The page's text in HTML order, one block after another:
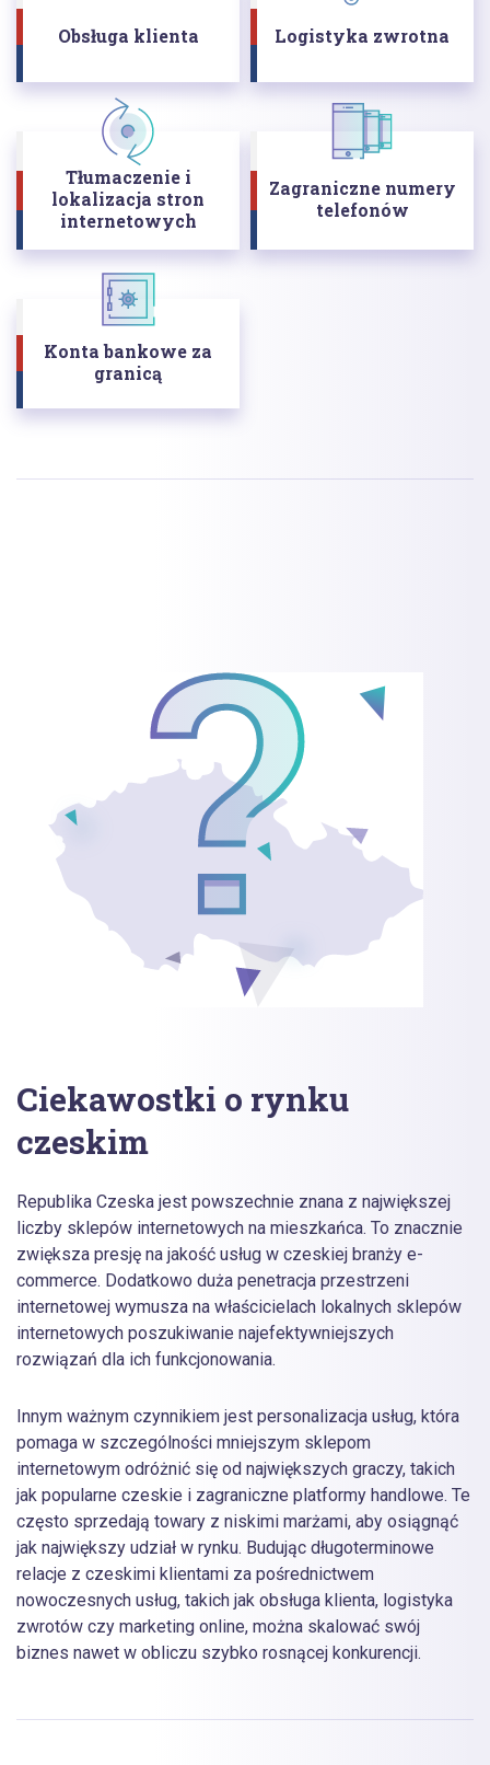
Obsługa klienta Logistyka zwrotna
Tłumaczenie i
lokalizacja stron
internetowych
Zagraniczne numery
telefonów
Konta bankowe za
granicą
Ciekawostki o rynku
czeskim
Republika Czeska jest powszechnie znana z największej
liczby sklepów internetowych na mieszkańca. To znacznie
zwiększa presję na jakość usług w czeskiej branży e-
commerce. Dodatkowo duża penetracja przestrzeni
internetowej wymusza na właścicielach lokalnych sklepów
internetowych poszukiwanie najefektywniejszych
rozwiązań dla ich funkcjonowania.
Innym ważnym czynnikiem jest personalizacja usług, która
pomaga w szczególności mniejszym sklepom
internetowym odróżnić się od największych graczy, takich
jak popularne czeskie i zagraniczne platformy handlowe. Te
często sprzedają towary z niskimi marżami, aby osiągnąć
jak największy udział w rynku. Budując długoterminowe
relacje z czeskimi klientami za pośrednictwem
nowoczesnych usług, takich jak obsługa klienta, logistyka
zwrotów czy marketing online, można skalować swój
biznes nawet w obliczu szybko rosnącej konkurencji.